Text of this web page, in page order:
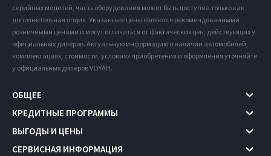
серийных моделей, часть оборудования может быть доступна только как
дополнительная опция. Указанные цены являются рекомендованными
розничными ценами и могут отличаться от фактических цен, действующих у
официальных дилеров. Актуальную информацию о наличии автомобилей,
комплектациях, стоимости, условиях приобретения и оформления уточняйте
у официальных дилеров VOYAH.
ОБЩЕЕ
КРЕДИТНЫЕ ПРОГРАММЫ
ВЫГОДЫ И ЦЕНЫ
СЕРВИСНАЯ ИНФОРМАЦИЯ